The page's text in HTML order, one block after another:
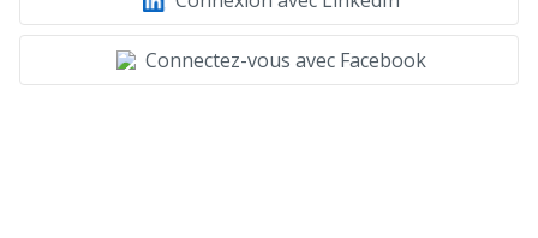
Connectez-vous avec Facebook